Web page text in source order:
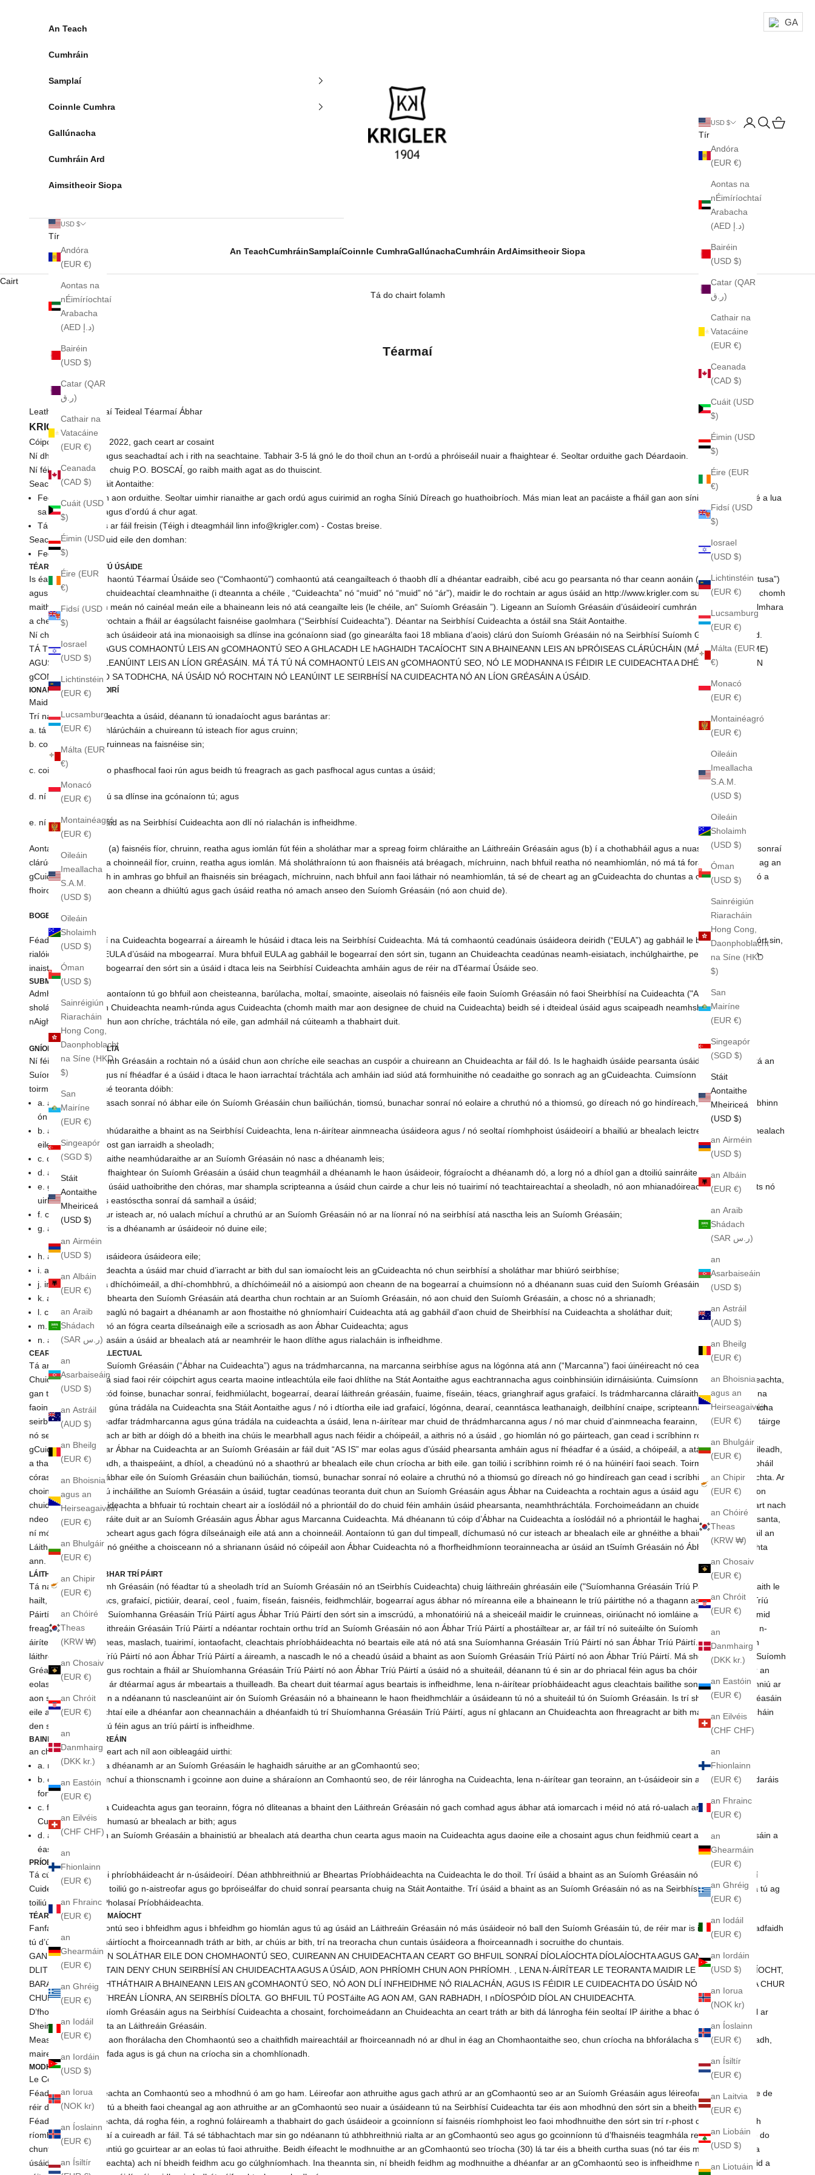
krigler
An TeachCumhráinSamplaíCoinnle CumhraGallúnachaCumhráin ArdAimsitheoir Siopa
USD $
Tír
Andóra
(EUR €)
Aontas na
nÉimíríochtaí
Arabacha
(AED د.إ)
Bairéin
(USD $)
Catar (QAR
ر.ق)
Cathair na
Vatacáine
(EUR €)
Ceanada
(CAD $)
Cuáit (USD
$)
Éimin (USD
$)
Éire (EUR
€)
Fidsí (USD
$)
Iosrael
(USD $)
Lichtinstéin
(EUR €)
Lucsamburg
(EUR €)
Málta (EUR
€)
Monacó
(EUR €)
Montainéagró
(EUR €)
Oileáin
Imeallacha
S.A.M.
(USD $)
Oileáin
Sholaimh
(USD $)
Óman
(USD $)
Sainréigiún
Riaracháin
Hong Cong,
Daonphoblacht
na Síne (HKD
$)
San
Mairíne
(EUR €)
Singeapór
(SGD $)
Stáit
Aontaithe
Mheiriceá
(USD $)
an Airméin
(USD $)
an Albáin
(EUR €)
an Araib
Shádach
(SAR ر.س)
an
Asarbaiseáin
(USD $)
an Astráil
(AUD $)
an Bheilg
(EUR €)
an Bhoisnia
agus an
Heirseagaivéin
(EUR €)
an Bhulgáir
(EUR €)
an Chipir
(EUR €)
an Chóiré
Theas
(KRW ₩)
an Chosaiv
(EUR €)
an Chróit
(EUR €)
an
Danmhairg
(DKK kr.)
an Eastóin
(EUR €)
an Eilvéis
(CHF CHF)
an
Fhionlainn
(EUR €)
an Fhrainc
(EUR €)
an
Ghearmáin
(EUR €)
an Ghréig
(EUR €)
an Iodáil
(EUR €)
an Iordáin
(USD $)
an Iorua
(NOK kr)
an Íoslainn
(EUR €)
an Ísiltír
(EUR €)
an Laitvia
(EUR €)
an Liobáin
(USD $)
an Liotuáin
LoginSearch
Cart
An Teach
Cumhráin
Samplaí
Coinnle Cumhra
Gallúnacha
Cumhráin Ard
Aimsitheoir Siopa
USD $
Tír
Andóra
(EUR €)
Aontas na
nÉimíríochtaí
Arabacha
(AED د.إ)
Bairéin
(USD $)
Catar (QAR
ر.ق)
Cathair na
Vatacáine
(EUR €)
Ceanada
(CAD $)
Cuáit (USD
$)
Éimin (USD
$)
Éire (EUR
€)
Fidsí (USD
$)
Iosrael
(USD $)
Lichtinstéin
(EUR €)
Lucsamburg
(EUR €)
Málta (EUR
€)
Monacó
(EUR €)
Montainéagró
(EUR €)
Oileáin
Imeallacha
S.A.M.
(USD $)
Oileáin
Sholaimh
(USD $)
Óman
(USD $)
Sainréigiún
Riaracháin
Hong Cong,
Daonphoblacht
na Síne (HKD
$)
San
Mairíne
(EUR €)
Singeapór
(SGD $)
Stáit
Aontaithe
Mheiriceá
(USD $)
an Airméin
(USD $)
an Albáin
(EUR €)
an Araib
Shádach
(SAR ر.س)
an
Asarbaiseáin
(USD $)
an Astráil
(AUD $)
an Bheilg
(EUR €)
an Bhoisnia
agus an
Heirseagaivéin
(EUR €)
an Bhulgáir
(EUR €)
an Chipir
(EUR €)
an Chóiré
Theas
(KRW ₩)
an Chosaiv
(EUR €)
an Chróit
(EUR €)
an
Danmhairg
(DKK kr.)
an Eastóin
(EUR €)
an Eilvéis
(CHF CHF)
an
Fhionlainn
(EUR €)
an Fhrainc
(EUR €)
an
Ghearmáin
(EUR €)
an Ghréig
(EUR €)
an Iodáil
(EUR €)
an Iordáin
(USD $)
an Iorua
(NOK kr)
an Íoslainn
(EUR €)
an Ísiltír
Cairt
Tá do chairt folamh
Téarmaí
Leathanaigh Téarmaí Teideal Téarmaí Ábhar
KRIGLER
Cóipcheart © Krigler 2022, gach ceart ar cosaint
Ní dhéantar lastais agus seachadtaí ach i rith na seachtaine. Tabhair 3-5 lá gnó le do thoil chun an t-ordú a phróiseáil nuair a fhaightear é. Seoltar orduithe gach Déardaoin.
Ní féidir linn seoladh chuig P.O. BOSCAÍ, go raibh maith agat as do thuiscint.
Seachadadh sna Stáit Aontaithe:
Fedex le haghaidh aon orduithe. Seoltar uimhir rianaithe ar gach ordú agus cuirimid an rogha Síniú Díreach go huathoibríoch. Más mian leat an pacáiste a fháil gan aon síniú, déan cinnte é a lua
sa chuid Tráchta agus d’ordú á chur agat.
Tá Fedex Express ar fáil freisin (Téigh i dteagmháil linn info@krigler.com) - Costas breise.
Seachadadh don chuid eile den domhan:
Fedex.
TÉARMAÍ COMHAONTÚ ÚSÁIDE
Is éard atá sa Chomhaontú Téarmaí Úsáide seo (“Comhaontú”) comhaontú atá ceangailteach ó thaobh dlí a dhéantar eadraibh, cibé acu go pearsanta nó thar ceann aonáin (“úsáideoir” nó “tusa”)
agus Krigler agus a chuideachtaí cleamhnaithe (i dteannta a chéile , “Cuideachta” nó “muid” nó “muid” nó “ár”), maidir le do rochtain ar agus úsáid an http://www.krigler.com suíomh Gréasáin chomh
maith le haon fhoirm meán nó cainéal meán eile a bhaineann leis nó atá ceangailte leis (le chéile, an“ Suíomh Gréasáin ”). Ligeann an Suíomh Gréasáin d’úsáideoirí cumhrán agus táirgí gaolmhara
a cheannach, agus rochtain a fháil ar éagsúlacht faisnéise gaolmhara (“Seirbhísí Cuideachta”). Déantar na Seirbhísí Cuideachta a óstáil sna Stáit Aontaithe.
Ní cheadaítear do gach úsáideoir atá ina mionaoisigh sa dlínse ina gcónaíonn siad (go ginearálta faoi 18 mbliana d’aois) clárú don Suíomh Gréasáin nó na Seirbhísí Suíomh Gréasáin a úsáid.
TÁ TÚ AG TÓGÁIL AGUS COMHAONTÚ LEIS AN gCOMHAONTÚ SEO A GHLACADH LE hAGHAIDH TACAÍOCHT SIN A BHAINEANN LEIS AN bPRÓISEAS CLÁRÚCHÁIN (MÁ IS INFHEIDHME)
AGUS FREISIN LE LEANÚINT LEIS AN LÍON GRÉASÁIN. MÁ TÁ TÚ NÁ COMHAONTÚ LEIS AN gCOMHAONTÚ SEO, NÓ LE MODHANNA IS FÉIDIR LE CUIDEACHTA A DHÉANAMH LEIS AN
gCOMHAONTÚ SEO SA TODHCHA, NÁ ÚSÁID NÓ ROCHTAIN NÓ LEANÚINT LE SEIRBHÍSÍ NA CUIDEACHTA NÓ AN LÍON GRÉASÁIN A ÚSÁID.
IONADAITHE ÚSÁIDEOIRÍ
Maidir le Do Chlárú
Trí na Seirbhísí Cuideachta a úsáid, déanann tú ionadaíocht agus barántas ar:
a. tá gach faisnéis chlárúcháin a chuireann tú isteach fíor agus cruinn;
b. coimeádfaidh tú cruinneas na faisnéise sin;
c. coimeádfaidh tú do phasfhocal faoi rún agus beidh tú freagrach as gach pasfhocal agus cuntas a úsáid;
d. ní mionaoiseach tú sa dlínse ina gcónaíonn tú; agus
e. ní sháraíonn d’úsáid as na Seirbhísí Cuideachta aon dlí nó rialachán is infheidhme.
Aontaíonn tú freisin: (a) faisnéis fíor, chruinn, reatha agus iomlán fút féin a sholáthar mar a spreag foirm chláraithe an Láithreáin Gréasáin agus (b) í a chothabháil agus a nuashonrú go pras sonraí
clárúcháin chun iad a choinneáil fíor, cruinn, reatha agus iomlán. Má sholáthraíonn tú aon fhaisnéis atá bréagach, míchruinn, nach bhfuil reatha nó neamhiomlán, nó má tá forais réasúnacha ag an
gCuideachta a bheith in amhras go bhfuil an fhaisnéis sin bréagach, míchruinn, nach bhfuil ann faoi láthair nó neamhiomlán, tá sé de cheart ag an gCuideachta do chuntas a chur ar fionraí nó a
fhoirceannadh agus aon cheann a dhiúltú agus gach úsáid reatha nó amach anseo den Suíomh Gréasáin (nó aon chuid de).
BOGEARRAÍ
Féadfaidh bogearraí na Cuideachta bogearraí a áireamh le húsáid i dtaca leis na Seirbhísí Cuideachta. Má tá comhaontú ceadúnais úsáideora deiridh (“EULA”) ag gabháil le bogearraí den sórt sin,
rialóidh téarmaí an EULA d’úsáid na mbogearraí. Mura bhfuil EULA ag gabháil le bogearraí den sórt sin, tugann an Chuideachta ceadúnas neamh-eisiatach, inchúlghairthe, pearsanta, neamh-
inaistrithe duit chun bogearraí den sórt sin a úsáid i dtaca leis na Seirbhísí Cuideachta amháin agus de réir na dTéarmaí Úsáide seo.
SUBMISSIONS
Admhaíonn tú agus aontaíonn tú go bhfuil aon cheisteanna, barúlacha, moltaí, smaointe, aiseolais nó faisnéis eile faoin Suíomh Gréasáin nó faoi Sheirbhísí na Cuideachta ("Aighneachtaí") a
sholáthraíonn tú don Chuideachta neamh-rúnda agus Cuideachta (chomh maith mar aon designee de chuid na Cuideachta) beidh sé i dteideal úsáid agus scaipeadh neamhshrianta na
nAighneachtaí seo chun aon chríche, tráchtála nó eile, gan admháil ná cúiteamh a thabhairt duit.
GNÍOMHAÍOCHTAÍ MOLTA
Ní féidir leat an Suíomh Gréasáin a rochtain nó a úsáid chun aon chríche eile seachas an cuspóir a chuireann an Chuideachta ar fáil dó. Is le haghaidh úsáide pearsanta úsáideoirí amháin atá an
Suíomh Gréasáin agus ní fhéadfar é a úsáid i dtaca le haon iarrachtaí tráchtála ach amháin iad siúd atá formhuinithe nó ceadaithe go sonrach ag an gCuideachta. Cuimsíonn gníomhaíocht
toirmiscthe, ach níl sé teoranta dóibh:
a. aisghabháil córasach sonraí nó ábhar eile ón Suíomh Gréasáin chun bailiúchán, tiomsú, bunachar sonraí nó eolaire a chruthú nó a thiomsú, go díreach nó go hindíreach, gan cead i scríbhinn
ón gCuideachta;
b. aon úsáid neamhúdaraithe a bhaint as na Seirbhísí Cuideachta, lena n-áirítear ainmneacha úsáideora agus / nó seoltaí ríomhphoist úsáideoirí a bhailiú ar bhealach leictreonach nó ar bhealach
eile chun ríomhphost gan iarraidh a sheoladh;
c. dul i mbun frámaithe neamhúdaraithe ar an Suíomh Gréasáin nó nasc a dhéanamh leis;
d. aon fhaisnéis a fhaightear ón Suíomh Gréasáin a úsáid chun teagmháil a dhéanamh le haon úsáideoir, fógraíocht a dhéanamh dó, a lorg nó a dhíol gan a dtoiliú sainráite roimh ré;
e. gabháil le haon úsáid uathoibrithe den chóras, mar shampla scripteanna a úsáid chun cairde a chur leis nó tuairimí nó teachtaireachtaí a sheoladh, nó aon mhianadóireacht sonraí, robots nó
uirlisí bailithe agus eastósctha sonraí dá samhail a úsáid;
f. cur isteach ar, cur isteach ar, nó ualach míchuí a chruthú ar an Suíomh Gréasáin nó ar na líonraí nó na seirbhísí atá nasctha leis an Suíomh Gréasáin;
g. ag iarraidh aithris a dhéanamh ar úsáideoir nó duine eile;
h. ag úsáid ainm úsáideora úsáideora eile;
i. an tSeirbhís Cuideachta a úsáid mar chuid d’iarracht ar bith dul san iomaíocht leis an gCuideachta nó chun seirbhísí a sholáthar mar bhiúró seirbhíse;
j. innealtóireacht a dhíchóimeáil, a dhí-chomhbhrú, a dhíchóimeáil nó a aisiompú aon cheann de na bogearraí a chuimsíonn nó a dhéanann suas cuid den Suíomh Gréasáin;
k. ag iarraidh aon bhearta den Suíomh Gréasáin atá deartha chun rochtain ar an Suíomh Gréasáin, nó aon chuid den Suíomh Gréasáin, a chosc nó a shrianadh;
l. ciapadh, crá, imeaglú nó bagairt a dhéanamh ar aon fhostaithe nó ghníomhairí Cuideachta atá ag gabháil d'aon chuid de Sheirbhísí na Cuideachta a sholáthar duit;
m. an cóipcheart nó an fógra cearta dílseánaigh eile a scriosadh as aon Ábhar Cuideachta; agus
n. an Suíomh Gréasáin a úsáid ar bhealach atá ar neamhréir le haon dlíthe agus rialacháin is infheidhme.
CEARTA MAOIN INTELLECTUAL
Tá an t-ábhar ar an Suíomh Gréasáin (“Ábhar na Cuideachta”) agus na trádmharcanna, na marcanna seirbhíse agus na lógónna atá ann (“Marcanna”) faoi úinéireacht nó ceadúnaithe don
Chuideachta, agus tá siad faoi réir cóipchirt agus cearta maoine intleachtúla eile faoi dhlíthe na Stát Aontaithe agus eachtrannacha agus coinbhinsiúin idirnáisiúnta. Cuimsíonn Ábhar na Cuideachta,
gan teorainn, gach cód foinse, bunachar sonraí, feidhmiúlacht, bogearraí, dearaí láithreán gréasáin, fuaime, físeáin, téacs, grianghraif agus grafaicí. Is trádmharcanna cláraithe, trádmharcanna
faoin dlí coiteann nó gúna trádála na Cuideachta sna Stáit Aontaithe agus / nó i dtíortha eile iad grafaicí, lógónna, dearaí, ceanntásca leathanaigh, deilbhíní cnaipe, scripteanna agus ainmneacha
seirbhíse uile. Ní fhéadfar trádmharcanna agus gúna trádála na cuideachta a úsáid, lena n-áirítear mar chuid de thrádmharcanna agus / nó mar chuid d’ainmneacha fearainn, i dtaca le haon táirge
nó seirbhís ar bhealach ar bith ar dóigh dó a bheith ina chúis le mearbhall agus nach féidir a chóipeáil, a aithris nó a úsáid , go hiomlán nó go páirteach, gan cead i scríbhinn roimh ré ón
gCuideachta. Cuirtear Ábhar na Cuideachta ar an Suíomh Gréasáin ar fáil duit “AS IS” mar eolas agus d’úsáid phearsanta amháin agus ní fhéadfar é a úsáid, a chóipeáil, a atáirgeadh, a dháileadh,
a tharchur, a chraoladh, a thaispeáint, a dhíol, a cheadúnú nó a shaothrú ar bhealach eile chun críocha ar bith eile. gan toiliú i scríbhinn roimh ré ó na húinéirí faoi seach. Toirmisctear aisghabháil
córasach sonraí nó ábhar eile ón Suíomh Gréasáin chun bailiúchán, tiomsú, bunachar sonraí nó eolaire a chruthú nó a thiomsú go díreach nó go hindíreach gan cead i scríbhinn ón gCuideachta. Ar
choinníoll go bhfuil tú incháilithe an Suíomh Gréasáin a úsáid, tugtar ceadúnas teoranta duit chun an Suíomh Gréasáin agus Ábhar na Cuideachta a rochtain agus a úsáid agus chun cóip d’aon
chuid d’Ábhar na Cuideachta a bhfuair tú rochtain cheart air a íoslódáil nó a phriontáil do do chuid féin amháin úsáid phearsanta, neamhthráchtála. Forchoimeádann an chuideachta gach ceart nach
ndeonaítear go sainráite duit ar an Suíomh Gréasáin agus Ábhar agus Marcanna Cuideachta. Má dhéanann tú cóip d’Ábhar na Cuideachta a íoslódáil nó a phriontáil le haghaidh úsáide pearsanta,
ní mór duit gach cóipcheart agus gach fógra dílseánaigh eile atá ann a choinneáil. Aontaíonn tú gan dul timpeall, díchumasú nó cur isteach ar bhealach eile ar ghnéithe a bhaineann le slándáil an
Láithreáin Gréasáin nó gnéithe a choisceann nó a shrianann úsáid nó cóipeáil aon Ábhar Cuideachta nó a fhorfheidhmíonn teorainneacha ar úsáid an tSuímh Gréasáin nó Ábhar na Cuideachta
ann.
LÁITHREÁIN AGUS ÁBHAR TRÍ PÁIRT
Tá naisc ar an Suíomh Gréasáin (nó féadtar tú a sheoladh tríd an Suíomh Gréasáin nó an tSeirbhís Cuideachta) chuig láithreáin ghréasáin eile ("Suíomhanna Gréasáin Tríú Páirtí") chomh maith le
hailt, grianghraif, téacs, grafaicí, pictiúir, dearaí, ceol , fuaim, físeán, faisnéis, feidhmchláir, bogearraí agus ábhar nó míreanna eile a bhaineann le tríú páirtithe nó a thagann astu (an “Ábhar Tríú
Páirtí”). Ní dhéantar Suíomhanna Gréasáin Tríú Páirtí agus Ábhar Tríú Páirtí den sórt sin a imscrúdú, a mhonatóiriú ná a sheiceáil maidir le cruinneas, oiriúnacht nó iomláine againn, agus nílimid
freagrach as aon Láithreáin Gréasáin Tríú Páirtí a ndéantar rochtain orthu tríd an Suíomh Gréasáin nó aon Ábhar Tríú Páirtí a phostáiltear ar, ar fáil trí nó suiteáilte ón Suíomh Gréasáin, lena n-
áirítear ábhar, cruinneas, maslach, tuairimí, iontaofacht, cleachtais phríobháideachta nó beartais eile atá nó atá sna Suíomhanna Gréasáin Tríú Páirtí nó san Ábhar Tríú Páirtí. Ní hionann aon
láithreán Gréasáin Tríú Páirtí nó aon Ábhar Tríú Páirtí a áireamh, a nascadh le nó a cheadú úsáid a bhaint as aon Suíomh Gréasáin Tríú Páirtí nó aon Ábhar Tríú Páirtí. Má shocraíonn tú an Suíomh
Gréasáin a fhágáil agus rochtain a fháil ar Shuíomhanna Gréasáin Tríú Páirtí nó aon Ábhar Tríú Páirtí a úsáid nó a shuiteáil, déanann tú é sin ar do phriacal féin agus ba chóir duit a bheith ar an
eolas nach rialaíonn ár dtéarmaí agus ár mbeartais a thuilleadh. Ba cheart duit téarmaí agus beartais is infheidhme, lena n-áirítear príobháideacht agus cleachtais bailithe sonraí, a athbhreithniú ar
aon suíomh Gréasáin a ndéanann tú nascleanúint air ón Suíomh Gréasáin nó a bhaineann le haon fheidhmchláir a úsáideann tú nó a shuiteáil tú ón Suíomh Gréasáin. Is trí shuíomhanna Gréasáin
eile agus ó chuideachtaí eile a dhéanfar aon cheannacháin a dhéanfaidh tú trí Shuíomhanna Gréasáin Tríú Páirtí, agus ní ghlacann an Chuideachta aon fhreagracht ar bith maidir le ceannacháin
den sórt sin atá idir tú féin agus an tríú páirtí is infheidhme.
BAINISTÍOCHT LÁITHREÁIN
an chuideachta an ceart ach níl aon oibleagáid uirthi:
a. monatóireacht a dhéanamh ar an Suíomh Gréasáin le haghaidh sáruithe ar an gComhaontú seo;
b. caingean dlí iomchuí a thionscnamh i gcoinne aon duine a sháraíonn an Comhaontú seo, de réir lánrogha na Cuideachta, lena n-áirítear gan teorainn, an t-úsáideoir sin a thuairisciú d’údaráis
forfheidhmithe dlí;
c. faoi lánrogha na Cuideachta agus gan teorainn, fógra nó dliteanas a bhaint den Láithreán Gréasáin nó gach comhad agus ábhar atá iomarcach i méid nó atá ró-ualach ar chórais na
Cuideachta a dhíchumasú ar bhealach ar bith; agus
d. ar shlí eile déan an Suíomh Gréasáin a bhainistiú ar bhealach atá deartha chun cearta agus maoin na Cuideachta agus daoine eile a chosaint agus chun feidhmiú ceart an tSuímh Gréasáin a
éascú.
PRÍOBHÁIDEACHAS
Tá cúram orainn faoi phríobháideacht ár n-úsáideoirí. Déan athbhreithniú ar Bheartas Príobháideachta na Cuideachta le do thoil. Trí úsáid a bhaint as an Suíomh Gréasáin nó as na Seirbhísí
Cuideachta, tá tú ag toiliú go n-aistreofar agus go bpróiseálfar do chuid sonraí pearsanta chuig na Stáit Aontaithe. Trí úsáid a bhaint as an Suíomh Gréasáin nó as na Seirbhísí Cuideachta, tá tú ag
toiliú le téarmaí an Pholasaí Príobháideachta.
TÉARMAÍ AGUS TÉARMAÍOCHT
Fanfaidh an Comhaontú seo i bhfeidhm agus i bhfeidhm go hiomlán agus tú ag úsáid an Láithreáin Gréasáin nó más úsáideoir nó ball den Suíomh Gréasáin tú, de réir mar is infheidhme. Féadfaidh
tú d’úsáid nó rannpháirtíocht a fhoirceannadh tráth ar bith, ar chúis ar bith, trí na treoracha chun cuntais úsáideora a fhoirceannadh i socruithe do chuntais.
GAN TEORAINN AON SOLÁTHAR EILE DON CHOMHAONTÚ SEO, CUIREANN AN CHUIDEACHTA AN CEART GO BHFUIL SONRAÍ DÍOLAÍOCHTA DÍOLAÍOCHTA AGUS GAN FÓGRA NÓ
DLITEANAS, ROCHTAIN DENY CHUN SEIRBHÍSÍ AN CHUIDEACHTA AGUS A ÚSÁID, AON PHRÍOMH CHUN AON PHRÍOMH. , LENA N-ÁIRÍTEAR LE TEORANTA MAIDIR LE hAON IONADAÍOCHT,
BARÁNTA NÓ COMHTHÁTHAIR A BHAINEANN LEIS AN gCOMHAONTÚ SEO, NÓ AON DLÍ INFHEIDHME NÓ RIALACHÁN, AGUS IS FÉIDIR LE CUIDEACHTA DO ÚSÁID NÓ PÁIRTÍOCHT A CHUR
CHUN CINN IN LÁITHREÁN LÍONRA, AN SEIRBHÍS DÍOLTA. GO BHFUIL TÚ POSTáilte AG AON AM, GAN RABHADH, I nDÍOSPÓID DÍOL AN CHUIDEACHTA.
D’fhonn sláine na Suíomh Gréasáin agus na Seirbhísí Cuideachta a chosaint, forchoimeádann an Chuideachta an ceart tráth ar bith dá lánrogha féin seoltaí IP áirithe a bhac ó rochtain a fháil ar
Sheirbhísí Cuideachta an Láithreáin Gréasáin.
Measfar go mairfidh aon fhorálacha den Chomhaontú seo a chaithfidh maireachtáil ar fhoirceannadh nó ar dhul in éag an Chomhaontaithe seo, chun críocha na bhforálacha sin a chomhlíonadh,
maireachtáil chomh fada agus is gá chun na críocha sin a chomhlíonadh.
MODHANNA
Le Comhaontú
Féadfaidh an chuideachta an Comhaontú seo a mhodhnú ó am go ham. Léireofar aon athruithe agus gach athrú ar an gComhaontú seo ar an Suíomh Gréasáin agus léireofar athbhreithnithe de
réir dáta. Aontaíonn tú a bheith faoi cheangal ag aon athruithe ar an gComhaontú seo nuair a úsáideann tú na Seirbhísí Cuideachta tar éis aon mhodhnú den sórt sin a bheith éifeachtach.
Féadfaidh an chuideachta, dá rogha féin, a roghnú foláireamh a thabhairt do gach úsáideoir a gcoinníonn sí faisnéis ríomhphoist leo faoi mhodhnuithe den sórt sin trí r-phost chuig an seoladh
ríomhphoist is déanaí a cuireadh ar fáil. Tá sé tábhachtach mar sin go ndéanann tú athbhreithniú rialta ar an gComhaontú seo agus go gcoinníonn tú d’fhaisnéis teagmhála reatha i socruithe do
chuntais chun a chinntiú go gcuirtear ar an eolas tú faoi athruithe. Beidh éifeacht le modhnuithe ar an gComhaontú seo tríocha (30) lá tar éis a bheith curtha suas (nó tar éis modh fógra eile a
úsáideann an Chuideachta) ach ní bheidh feidhm acu go cúlghníomhach. Ina theannta sin, ní bheidh feidhm ag modhnuithe a dhéanfar ar an gComhaontú seo is infheidhme maidir le díospóid a
GA